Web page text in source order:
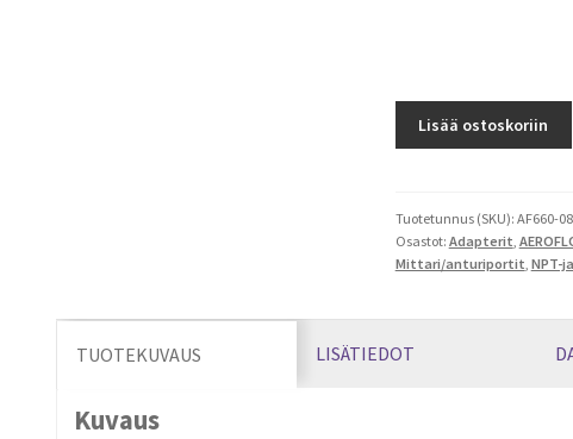
1/2"
NPT
määrä
Lisää ostoskoriin
Tuotetunnus (SKU): AF660-
Osastot: Adapterit,
Mittari/anturiportit, NPT-
TUOTEKUVAUS LISÄTIEDOT
Kuvaus